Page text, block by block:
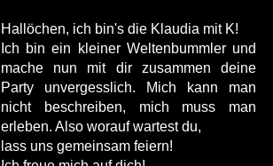
Hallöchen, ich bin's die Klaudia mit K!
Ich bin ein kleiner Weltenbummler und
mache nun mit dir zusammen deine
Party unvergesslich.
Mich kann man
nicht beschreiben, mich muss man
erleben. Also worauf wartest du,
lass uns gemeinsam feiern!